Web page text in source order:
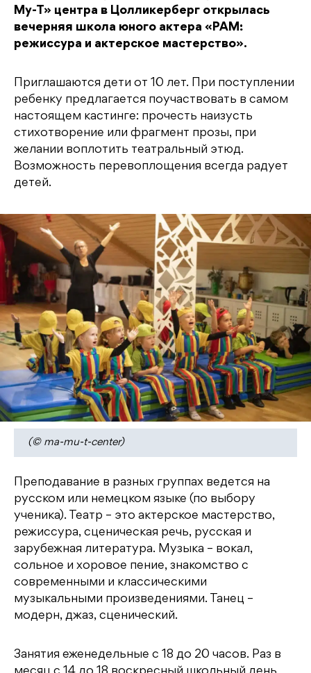
Му-Т» центра в Цолликерберг открылась
вечерняя школа юного актера «РАМ:
режиссура и актерское мастерство».
Приглашаются дети от 10 лет. При поступлении
ребенку предлагается поучаствовать в самом
настоящем кастинге: прочесть наизусть
стихотворение или фрагмент прозы, при
желании воплотить театральный этюд.
Возможность перевоплощения всегда радует
детей.
(© ma-mu-t-center)
Преподавание в разных группах ведется на
русском или немецком языке (по выбору
ученика). Театр – это актерское мастерство,
режиссура, сценическая речь, русская и
зарубежная литература. Музыка – вокал,
сольное и хоровое пение, знакомство с
современными и классическими
музыкальными произведениями. Танец –
модерн, джаз, сценический.
Занятия еженедельные с 18 до 20 часов. Раз в